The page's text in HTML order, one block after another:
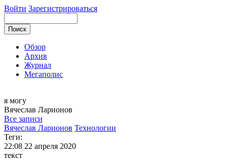
Войти Зарегистрироваться
Обзор
Архив
Журнал
Мегаполис
я могу
Вячеслав Ларионов
Все записи
Вячеслав Ларионов Технологии
Теги:
22:08 22 апреля 2020
текст